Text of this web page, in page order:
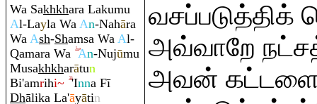
Wa Sakhkhara Lakumu
Al-Layla Wa An-Nahāra
Wa Ash-Shamsa Wa Al-
Qamara Wa An-Nujūmu
Musakhkharātun
Bi'amrihi~ 'Inna Fī
Dhālika La'āyātin
அவ்வாறே
அவன்